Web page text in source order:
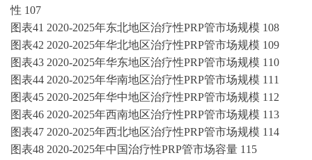
性 107
图表41 2020-2025年东北地区治疗性PRP管市场规模 108
图表42 2020-2025年华北地区治疗性PRP管市场规模 109
图表43 2020-2025年华东地区治疗性PRP管市场规模 110
图表44 2020-2025年华南地区治疗性PRP管市场规模 111
图表45 2020-2025年华中地区治疗性PRP管市场规模 112
图表46 2020-2025年西南地区治疗性PRP管市场规模 113
图表47 2020-2025年西北地区治疗性PRP管市场规模 114
图表48 2020-2025年中国治疗性PRP管市场容量 115